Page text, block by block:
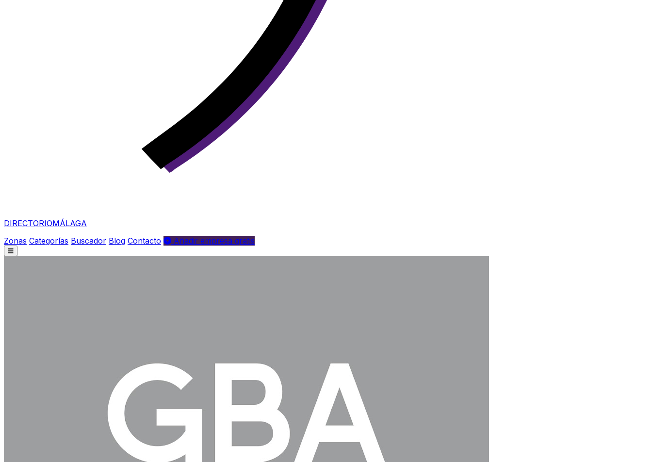
DIRECTORIOMÁLAGA
Zonas Categorías Buscador Blog Contacto Añadir empresa gratis